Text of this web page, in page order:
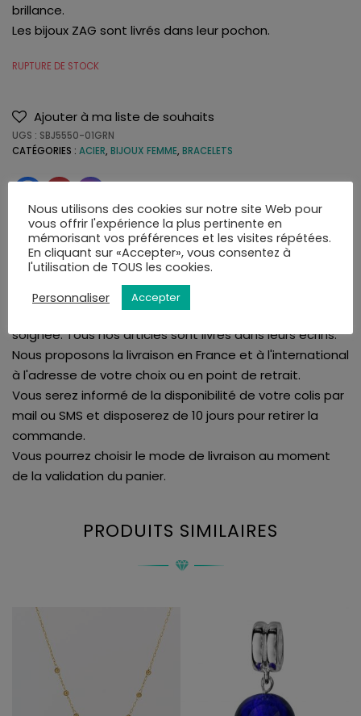
brillance.
Les bijoux ZAG sont livrés dans leur pochon.
RUPTURE DE STOCK
Ajouter à ma liste de souhaits
UGS : SBJ5550-01GRN
CATÉGORIES : ACIER, BIJOUX FEMME, BRACELETS
LIVRAISON AVIS (0)
La bijouterie Amari's vous assure une livraison rapide et
soignée. Tous nos articles sont livrés dans leurs écrins.
Nous proposons la livraison en France et à l'international
à l'adresse de votre choix ou en point de retrait.
Vous serez informé de la disponibilité de votre colis par
mail ou SMS et disposerez de 10 jours pour retirer la
commande.
Vous pourrez choisir le mode de livraison au moment
de la validation du panier.
PRODUITS SIMILAIRES
Nous utilisons des cookies sur notre site Web pour
vous offrir l'expérience la plus pertinente en
mémorisant vos préférences et les visites répétées.
En cliquant sur «Accepter», vous consentez à
l'utilisation de TOUS les cookies.
Personnaliser
Accepter